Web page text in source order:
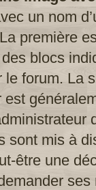
un nom
première
blocs
forum. La
est
sont mis à
être une
ses